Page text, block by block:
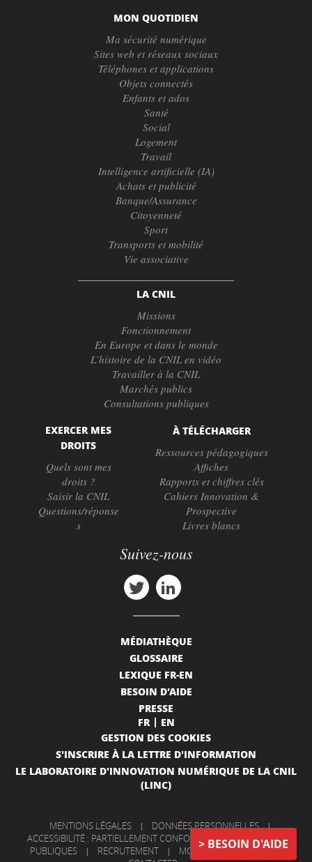
BESOIN D'AIDE
MON QUOTIDIEN
Ma sécurité numérique
Sites web et réseaux sociaux
Téléphones et applications
Objets connectés
Enfants et ados
Santé
Social
Logement
Travail
Intelligence artificielle (IA)
Achats et publicité
Banque/Assurance
Citoyenneté
Sport
Transports et mobilité
Vie associative
LA CNIL
Missions
Fonctionnement
En Europe et dans le monde
L’histoire de la CNIL en vidéo
Travailler à la CNIL
Marchés publics
Consultations publiques
EXERCER MES
DROITS
Quels sont mes
droits ?
Saisir la CNIL
Questions/réponse
s
À TÉLÉCHARGER
Ressources pédagogiques
Affiches
Rapports et chiffres clés
Cahiers Innovation &
Prospective
Livres blancs
Suivez-nous
MÉDIATHÈQUE
GLOSSAIRE
LEXIQUE FR-EN
BESOIN D'AIDE
PRESSE
FR
EN
GESTION DES COOKIES
S'INSCRIRE À LA LETTRE D'INFORMATION
LE LABORATOIRE D'INNOVATION NUMÉRIQUE DE LA CNIL
(LINC)
MENTIONS LÉGALES | DONNÉES PERSONNELLES |
ACCESSIBILITÉ : PARTIELLEMENT CONFORME
|
INFORMATIONS
PUBLIQUES
| RECRUTEMENT | MON COMPTE |
NOUS